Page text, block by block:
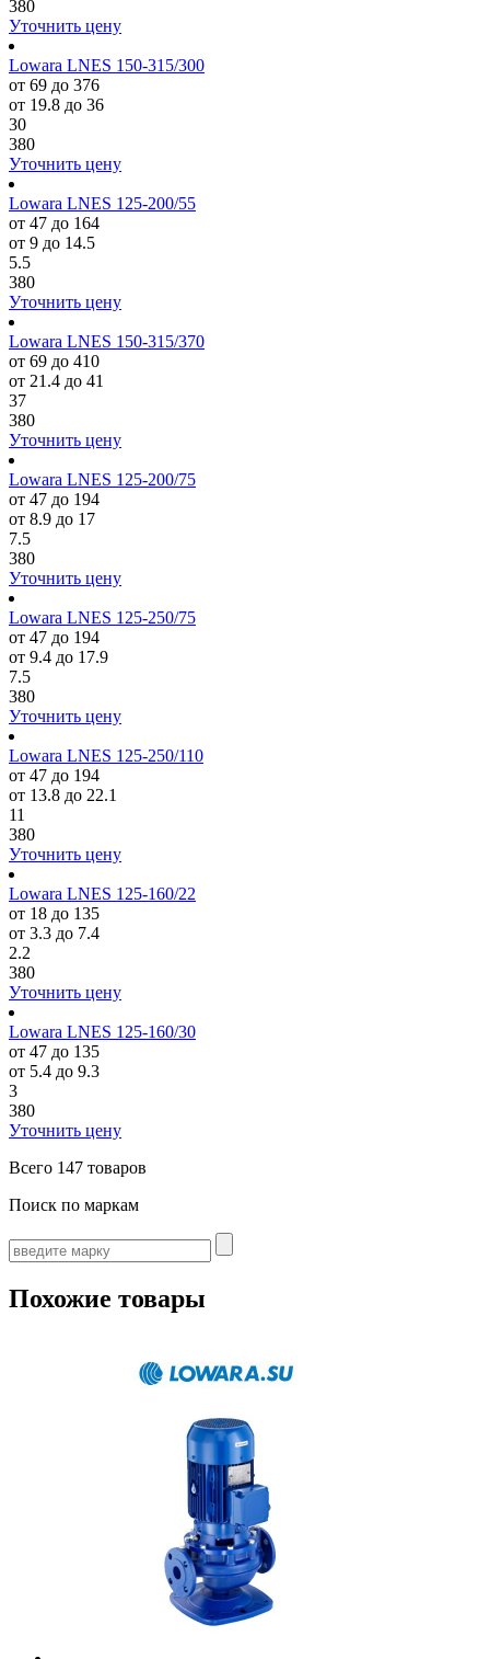
380
Уточнить цену
Lowara LNES 150-315/300
от 69 до 376
от 19.8 до 36
30
380
Уточнить цену
Lowara LNES 125-200/55
от 47 до 164
от 9 до 14.5
5.5
380
Уточнить цену
Lowara LNES 150-315/370
от 69 до 410
от 21.4 до 41
37
380
Уточнить цену
Lowara LNES 125-200/75
от 47 до 194
от 8.9 до 17
7.5
380
Уточнить цену
Lowara LNES 125-250/75
от 47 до 194
от 9.4 до 17.9
7.5
380
Уточнить цену
Lowara LNES 125-250/110
от 47 до 194
от 13.8 до 22.1
11
380
Уточнить цену
Lowara LNES 125-160/22
от 18 до 135
от 3.3 до 7.4
2.2
380
Уточнить цену
Lowara LNES 125-160/30
от 47 до 135
от 5.4 до 9.3
3
380
Уточнить цену
Всего 147 товаров
Поиск по маркам
Похожие товары